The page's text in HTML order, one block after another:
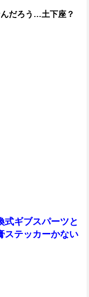
だろう …土下座？
式ギブスパーツと
ステッカーかない